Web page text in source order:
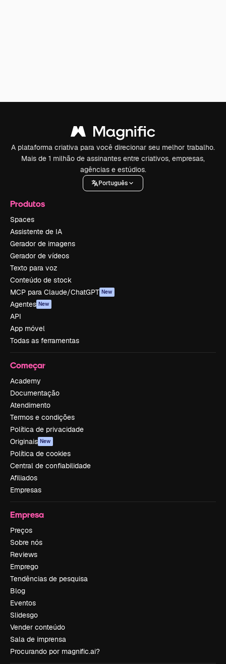
A plataforma criativa para você direcionar seu melhor trabalho.
Mais de 1 milhão de assinantes entre criativos, empresas,
agências e estúdios.
Português
Produtos
Spaces
Assistente de IA
Gerador de imagens
Gerador de vídeos
Texto para voz
Conteúdo de stock
MCP para Claude/ChatGPT New
Agentes New
API
App móvel
Todas as ferramentas
Começar
Academy
Documentação
Atendimento
Termos e condições
Política de privacidade
Originais New
Política de cookies
Central de confiabilidade
Afiliados
Empresas
Empresa
Preços
Sobre nós
Reviews
Emprego
Tendências de pesquisa
Blog
Eventos
Slidesgo
Vender conteúdo
Sala de imprensa
Procurando por magnific.ai?